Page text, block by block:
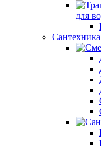
для
Сантехника